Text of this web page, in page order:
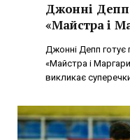
Джонні Депп
«Майстра і
Джонні Депп готує
«Майстра і
викликає